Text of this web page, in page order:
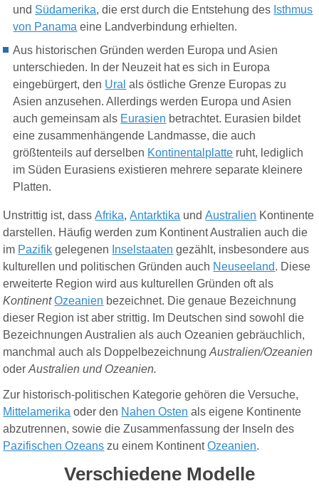
und Südamerika, die erst durch die Entstehung des Isthmus
von Panama eine Landverbindung erhielten.
Aus historischen Gründen werden Europa und Asien
unterschieden. In der Neuzeit hat es sich in Europa
eingebürgert, den Ural als östliche Grenze Europas zu
Asien anzusehen. Allerdings werden Europa und Asien
auch gemeinsam als Eurasien betrachtet. Eurasien bildet
eine zusammenhängende Landmasse, die auch
größtenteils auf derselben Kontinentalplatte ruht, lediglich
im Süden Eurasiens existieren mehrere separate kleinere
Platten.
Unstrittig ist, dassAfrika,Antarktika undAustralien Kontinente
darstellen. Häufig werden zum Kontinent Australien auch die
im Pazifik gelegenen Inselstaaten gezählt, insbesondere aus
kulturellen und politischen Gründenauch Neuseeland. Diese
erweiterte Region wird aus kulturellen Gründenoftals
Kontinent Ozeanien bezeichnet. Die genaue Bezeichnung
dieser Region ist aber strittig. Im Deutschen sind sowohl die
Bezeichnungen Australien als auch Ozeanien gebräuchlich,
manchmal auch als DoppelbezeichnungAustralien/Ozeanien
oderAustralien und Ozeanien.
Zur historisch-politischen Kategorie gehören die Versuche,
Mittelamerika oder den Nahen Osten als eigene Kontinente
abzutrennen, sowie die Zusammenfassung der Inseln des
Pazifischen Ozeans zu einem KontinentOzeanien.
Verschiedene Modelle